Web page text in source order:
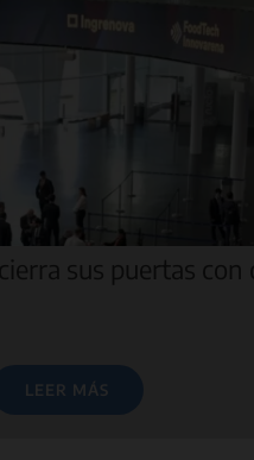
sus puertas con
LEER MÁS